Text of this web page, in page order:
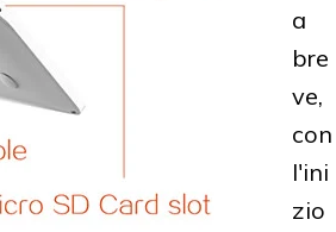
a
bre
ve,
con
l'ini
zio